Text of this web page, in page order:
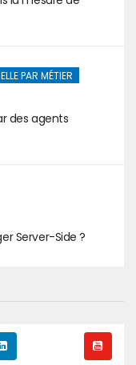
PAR MÉTIER
des agents
Server-Side ?